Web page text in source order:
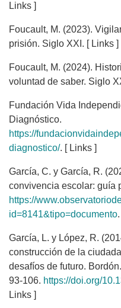
Links ]
Foucault, M. (2023).
prisión. Siglo XXI. [ Links ]
Foucault, M. (2024).
voluntad de saber. Siglo
Fundación Vida
Diagnóstico.
https://
diagnostico/. [ Links ]
García, C. y García, R.
convivencia escolar: guía
https://
id=8141&tipo=documento
García, L. y López, R.
construcción de la
desafíos de futuro.
93-106. https://doi.org/
Links ]